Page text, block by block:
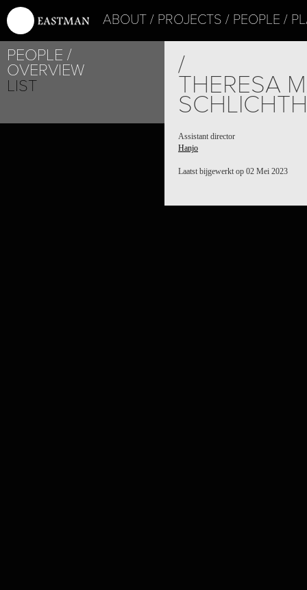
ABOUT PROJECTS PEOPLE
PEOPLE
OVERVIEW
LIST
/
THERESA
Assistant director
Hanjo
Laatst bijgewerkt op 02 Mei 2023